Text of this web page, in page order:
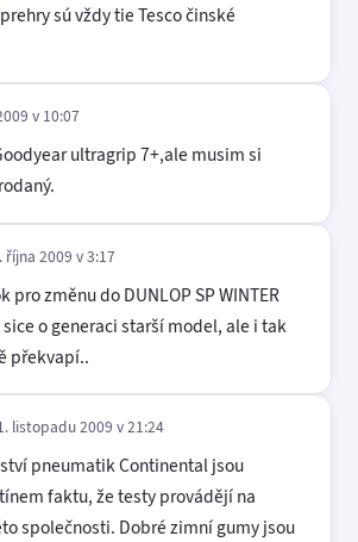
sú vždy tie Tesco činské
v 10:07
ultragrip 7+,ale musim si
října 2009 v 3:17
pro změnu do DUNLOP SP WINTER
sice o generaci starší model, ale i tak
překvapí..
listopadu 2009 v 21:24
pneumatik Continental jsou
faktu, že testy provádějí na
společnosti. Dobré zimní gumy jsou